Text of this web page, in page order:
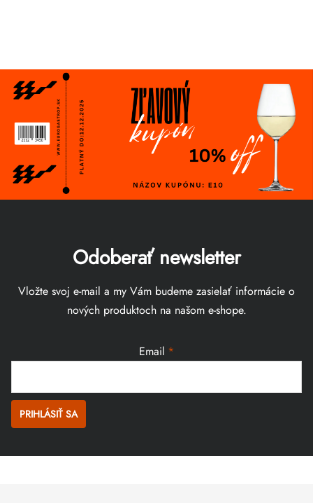
Odoberať newsletter
Vložte svoj e-mail a my Vám budeme zasielať informácie o
nových produktoch na našom e-shope.
Email
PRIHLÁSIŤ SA